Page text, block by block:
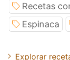
Recetas
Espinaca
Explorar